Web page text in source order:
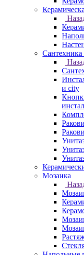
Сантехника
и city
Мозаика